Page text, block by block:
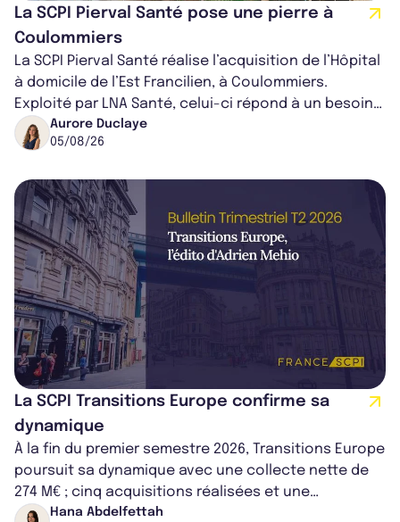
La SCPI Pierval Santé pose une pierre à
Coulommiers
La SCPI Pierval Santé réalise l’acquisition de l’Hôpital
à domicile de l’Est Francilien, à Coulommiers.
Exploité par LNA Santé, celui-ci répond à un besoin
médical croissant, qui s...
Aurore Duclaye
05/08/26
La SCPI Transitions Europe confirme sa
dynamique
À la fin du premier semestre 2026, Transitions Europe
poursuit sa dynamique avec une collecte nette de
274 M€ ; cinq acquisitions réalisées et une
capitalisation portée à 1,38 Md€....
Hana Abdelfettah